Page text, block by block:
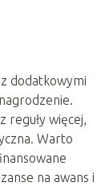
dodatkowymi
reguły więcej,
Warto
na awans i